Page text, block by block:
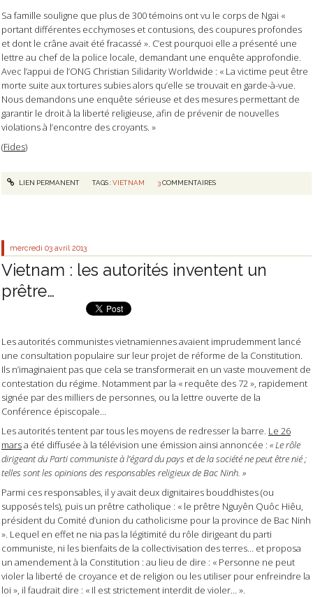
Sa famille souligne que plus de 300 témoins ont vu le corps de Ngai «
portant différentes ecchymoses et contusions, des coupures profondes
et dont le crâne avait été fracassé ». C’est pourquoi elle a présenté une
lettre au chef de la police locale, demandant une enquête approfondie.
Avec l’appui de l’ONG Christian Silidarity Worldwide : « La victime peut être
morte suite aux tortures subies alors qu’elle se trouvait en garde-à-vue.
Nous demandons une enquête sérieuse et des mesures permettant de
garantir le droit à la liberté religieuse, afin de prévenir de nouvelles
violations à l’encontre des croyants. »
(Fides)
LIEN PERMANENT TAGS :VIETNAM 3COMMENTAIRES
mercredi 03 avril 2013
Vietnam : les autorités inventent un
prêtre…
Les autorités communistes vietnamiennes avaient imprudemment lancé
une consultation populaire sur leur projet de réforme de la Constitution.
Ils n’imaginaient pas que cela se transformerait en un vaste mouvement de
contestation du régime. Notamment par la « requête des 72 », rapidement
signée par des milliers de personnes, ou la lettre ouverte de la
Conférence épiscopale…
Les autorités tentent par tous les moyens de redresser la barre. Le 26
marsa été diffusée à la télévision une émission ainsi annoncée : « Le rôle
dirigeant du Parti communiste à l’égard du pays et de la société ne peut être nié ;
telles sont les opinions des responsables religieux de Bac Ninh. »
Parmi ces responsables, il y avait deux dignitaires bouddhistes (ou
supposés tels), puis un prêtre catholique : « le prêtre Nguyên Quôc Hiêu,
président du Comité d’union du catholicisme pour la province de Bac Ninh
». Lequel en effet ne nia pas la légitimité du rôle dirigeant du parti
communiste, ni les bienfaits de la collectivisation des terres… et proposa
un amendement à la Constitution : au lieu de dire : « Personne ne peut
violer la liberté de croyance et de religion ou les utiliser pour enfreindre la
loi », il faudrait dire : « Il est strictement interdit de violer… ».